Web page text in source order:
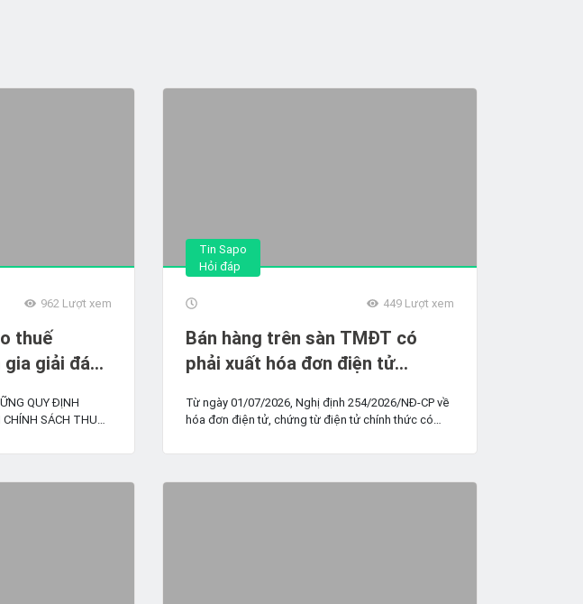
962Lượt xem
thuế
giải đáp
bán
QUY ĐỊNH
SÁCH THUẾ
Tin Sapo
Hỏi đáp
449Lượt xem
Bán hàng trên sàn TMĐT có
phải xuất hóa đơn điện tử
1/7/2026
Từ ngày 01/07/2026, Nghị định 254/2026/NĐ-CP về
hóa đơn điện tử, chứng từ điện tử chính thức có